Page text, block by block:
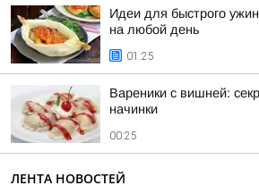
Идеи для быстрого
на любой день
01:25
Вареники с вишней:
начинки
00:25
ЛЕНТА НОВОСТЕЙ